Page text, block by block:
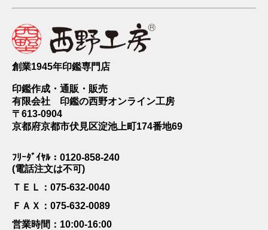
創業1945年印鑑専門店
印鑑作成・通販・販売
有限会社 印鑑の西野オンライン工房
〒613-0904
京都府京都市伏見区淀池上町174番地69
ﾌﾘｰﾀﾞｲﾔﾙ：0120-858-240
(電話注文は不可)
ＴＥＬ：075-632-0040
ＦＡＸ：075-632-0089
営業時間：10:00-16:00